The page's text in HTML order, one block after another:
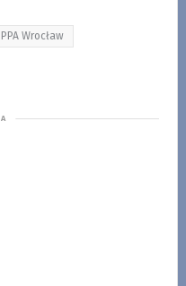
PPA Wrocław